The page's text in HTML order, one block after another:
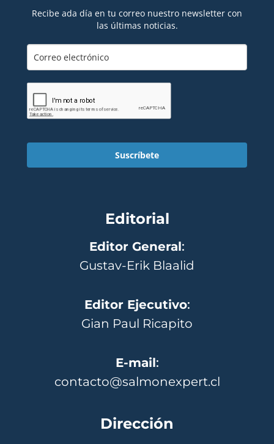
Recibe ada día en tu correo nuestro newsletter con
las últimas noticias.
Suscríbete
Editorial
Editor General:
Gustav-Erik Blaalid
Editor Ejecutivo:
Gian Paul Ricapito
E-mail:
contacto@salmonexpert.cl
Dirección